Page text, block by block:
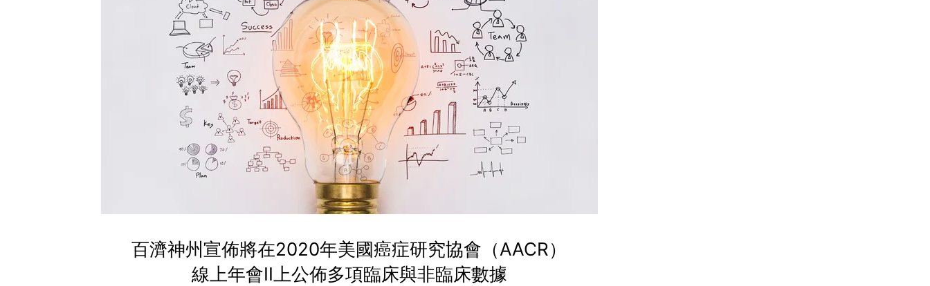
百濟神州宣佈將在2020年美國癌症研究協會（AACR）
線上年會II上公佈多項臨床與非臨床數據